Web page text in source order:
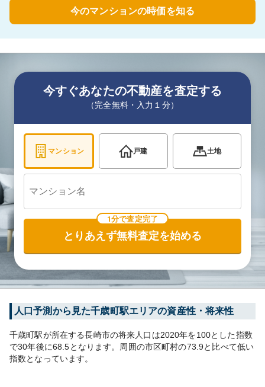
今のマンションの時価を知る
今すぐあなたの不動産を査定する
（完全無料・入力１分）
マンション 戸建 土地
1分で査定完了
とりあえず無料査定を始める
人口予測から見た千歳町駅エリアの資産性・将来性
千歳町駅が所在する長崎市の将来人口は2020年を100とした指数
で30年後に68.5となります。 周囲の市区町村の73.9と比べて低い
指数となっています。